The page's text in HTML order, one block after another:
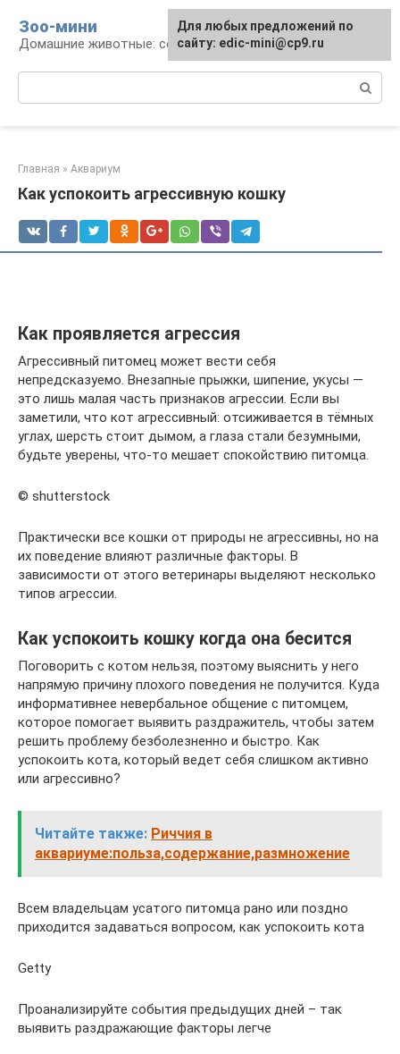
контенту
Зоо-мини
Домашние животные: содержание и уход
Главная » Аквариум
Как успокоить агрессивную кошку
Как проявляется агрессия
Агрессивный питомец может вести себя
непредсказуемо. Внезапные прыжки, шипение, укусы —
это лишь малая часть признаков агрессии. Если вы
заметили, что кот агрессивный: отсиживается в тёмных
углах, шерсть стоит дымом, а глаза стали безумными,
будьте уверены, что-то мешает спокойствию питомца.
© shutterstock
Практически все кошки от природы не агрессивны, но на
их поведение влияют различные факторы. В
зависимости от этого ветеринары выделяют несколько
типов агрессии.
Как успокоить кошку когда она бесится
Поговорить с котом нельзя, поэтому выяснить у него
напрямую причину плохого поведения не получится. Куда
информативнее невербальное общение с питомцем,
которое помогает выявить раздражитель, чтобы затем
решить проблему безболезненно и быстро. Как
успокоить кота, который ведет себя слишком активно
или агрессивно?
Читайте также: Риччия в
аквариуме:польза,содержание,размножение
Всем владельцам усатого питомца рано или поздно
приходится задаваться вопросом, как успокоить кота
Getty
Проанализируйте события предыдущих дней – так
выявить раздражающие факторы легче
Для любых предложений по
сайту: edic-mini@cp9.ru